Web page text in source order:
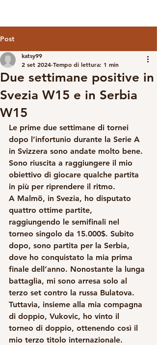
Post
Due settimane positive in
Svezia W15 e in Serbia
W15
katsy99
2 set 2024 Tempo di lettura: 1 min
Le prime due settimane di tornei
dopo l’infortunio durante la Serie A
in Svizzera sono andate molto bene.
Sono riuscita a raggiungere il mio
obiettivo di giocare qualche partita
in più per riprendere il ritmo.
A Malmö, in Svezia, ho disputato
quattro ottime partite,
raggiungendo le semifinali nel
torneo singolo da 15.000$. Subito
dopo, sono partita per la Serbia,
dove ho conquistato la mia prima
finale dell’anno. Nonostante la lunga
battaglia, mi sono arresa solo al
terzo set contro la russa Bulatova.
Tuttavia, insieme alla mia compagna
di doppio, Vukovic, ho vinto il
torneo di doppio, ottenendo così il
mio terzo titolo internazionale.